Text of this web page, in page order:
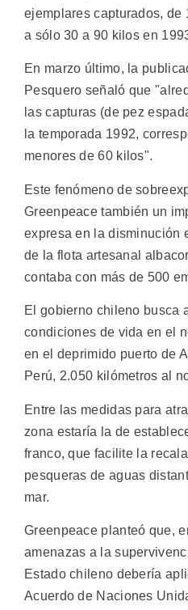
ejemplares capturados, de
a sólo 30 a 90 kilos en
En marzo último, la
Pesquero señaló que
las capturas (de pez
la temporada 1992,
menores de 60 kilos".
Este fenómeno de
Greenpeace también un
expresa en la disminución
de la flota artesanal
contaba con más de 500
El gobierno chileno busca
condiciones de vida en el
en el deprimido puerto de
Perú, 2.050 kilómetros al
Entre las medidas para
zona estaría la de
franco, que facilite la
pesqueras de aguas
mar.
Greenpeace planteó que,
amenazas a la
Estado chileno debería
Acuerdo de Naciones